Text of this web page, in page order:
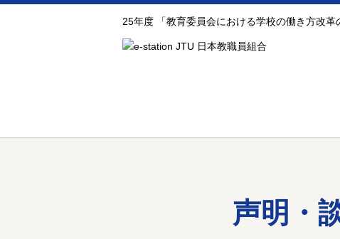
25年度 「教育委員会における学校の働き方改
声明・